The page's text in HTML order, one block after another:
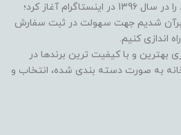
فروشگاه دکودریا فعالیت خود را در سال 1396 در اینستاگرام آغاز کرد؛
شدیم جهت سهولت در ثبت سفارش
اندازی کنیم.
بهترین و با کیفیت ترین برندها در
به صورت دسته بندی شده، انتخاب و